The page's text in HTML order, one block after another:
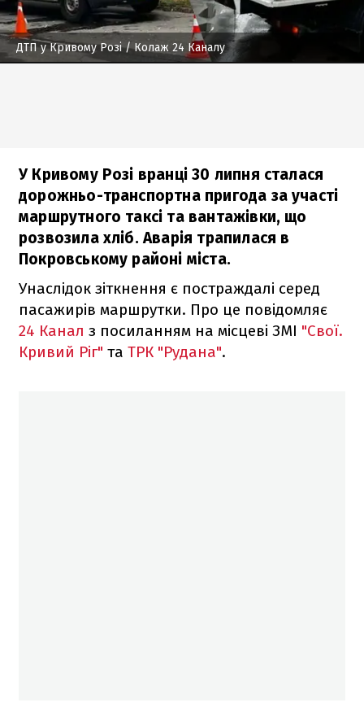
ДТП у Кривому Розі/ Колаж 24 Каналу
У Кривому Розі вранці 30 липня сталася
дорожньо-транспортна пригода за участі
маршрутного таксі та вантажівки, що
розвозила хліб. Аварія трапилася в
Покровському районі міста.
Унаслідок зіткнення є постраждалі серед
пасажирів маршрутки. Про це повідомляє
24 Канал з посиланням на місцеві ЗМІ "Свої.
Кривий Ріг" та ТРК "Рудана".